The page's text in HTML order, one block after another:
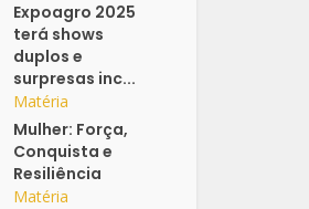
Expoagro 2025
terá shows
duplos e
surpresas inc...
Matéria
Mulher: Força,
Conquista e
Resiliência
Matéria